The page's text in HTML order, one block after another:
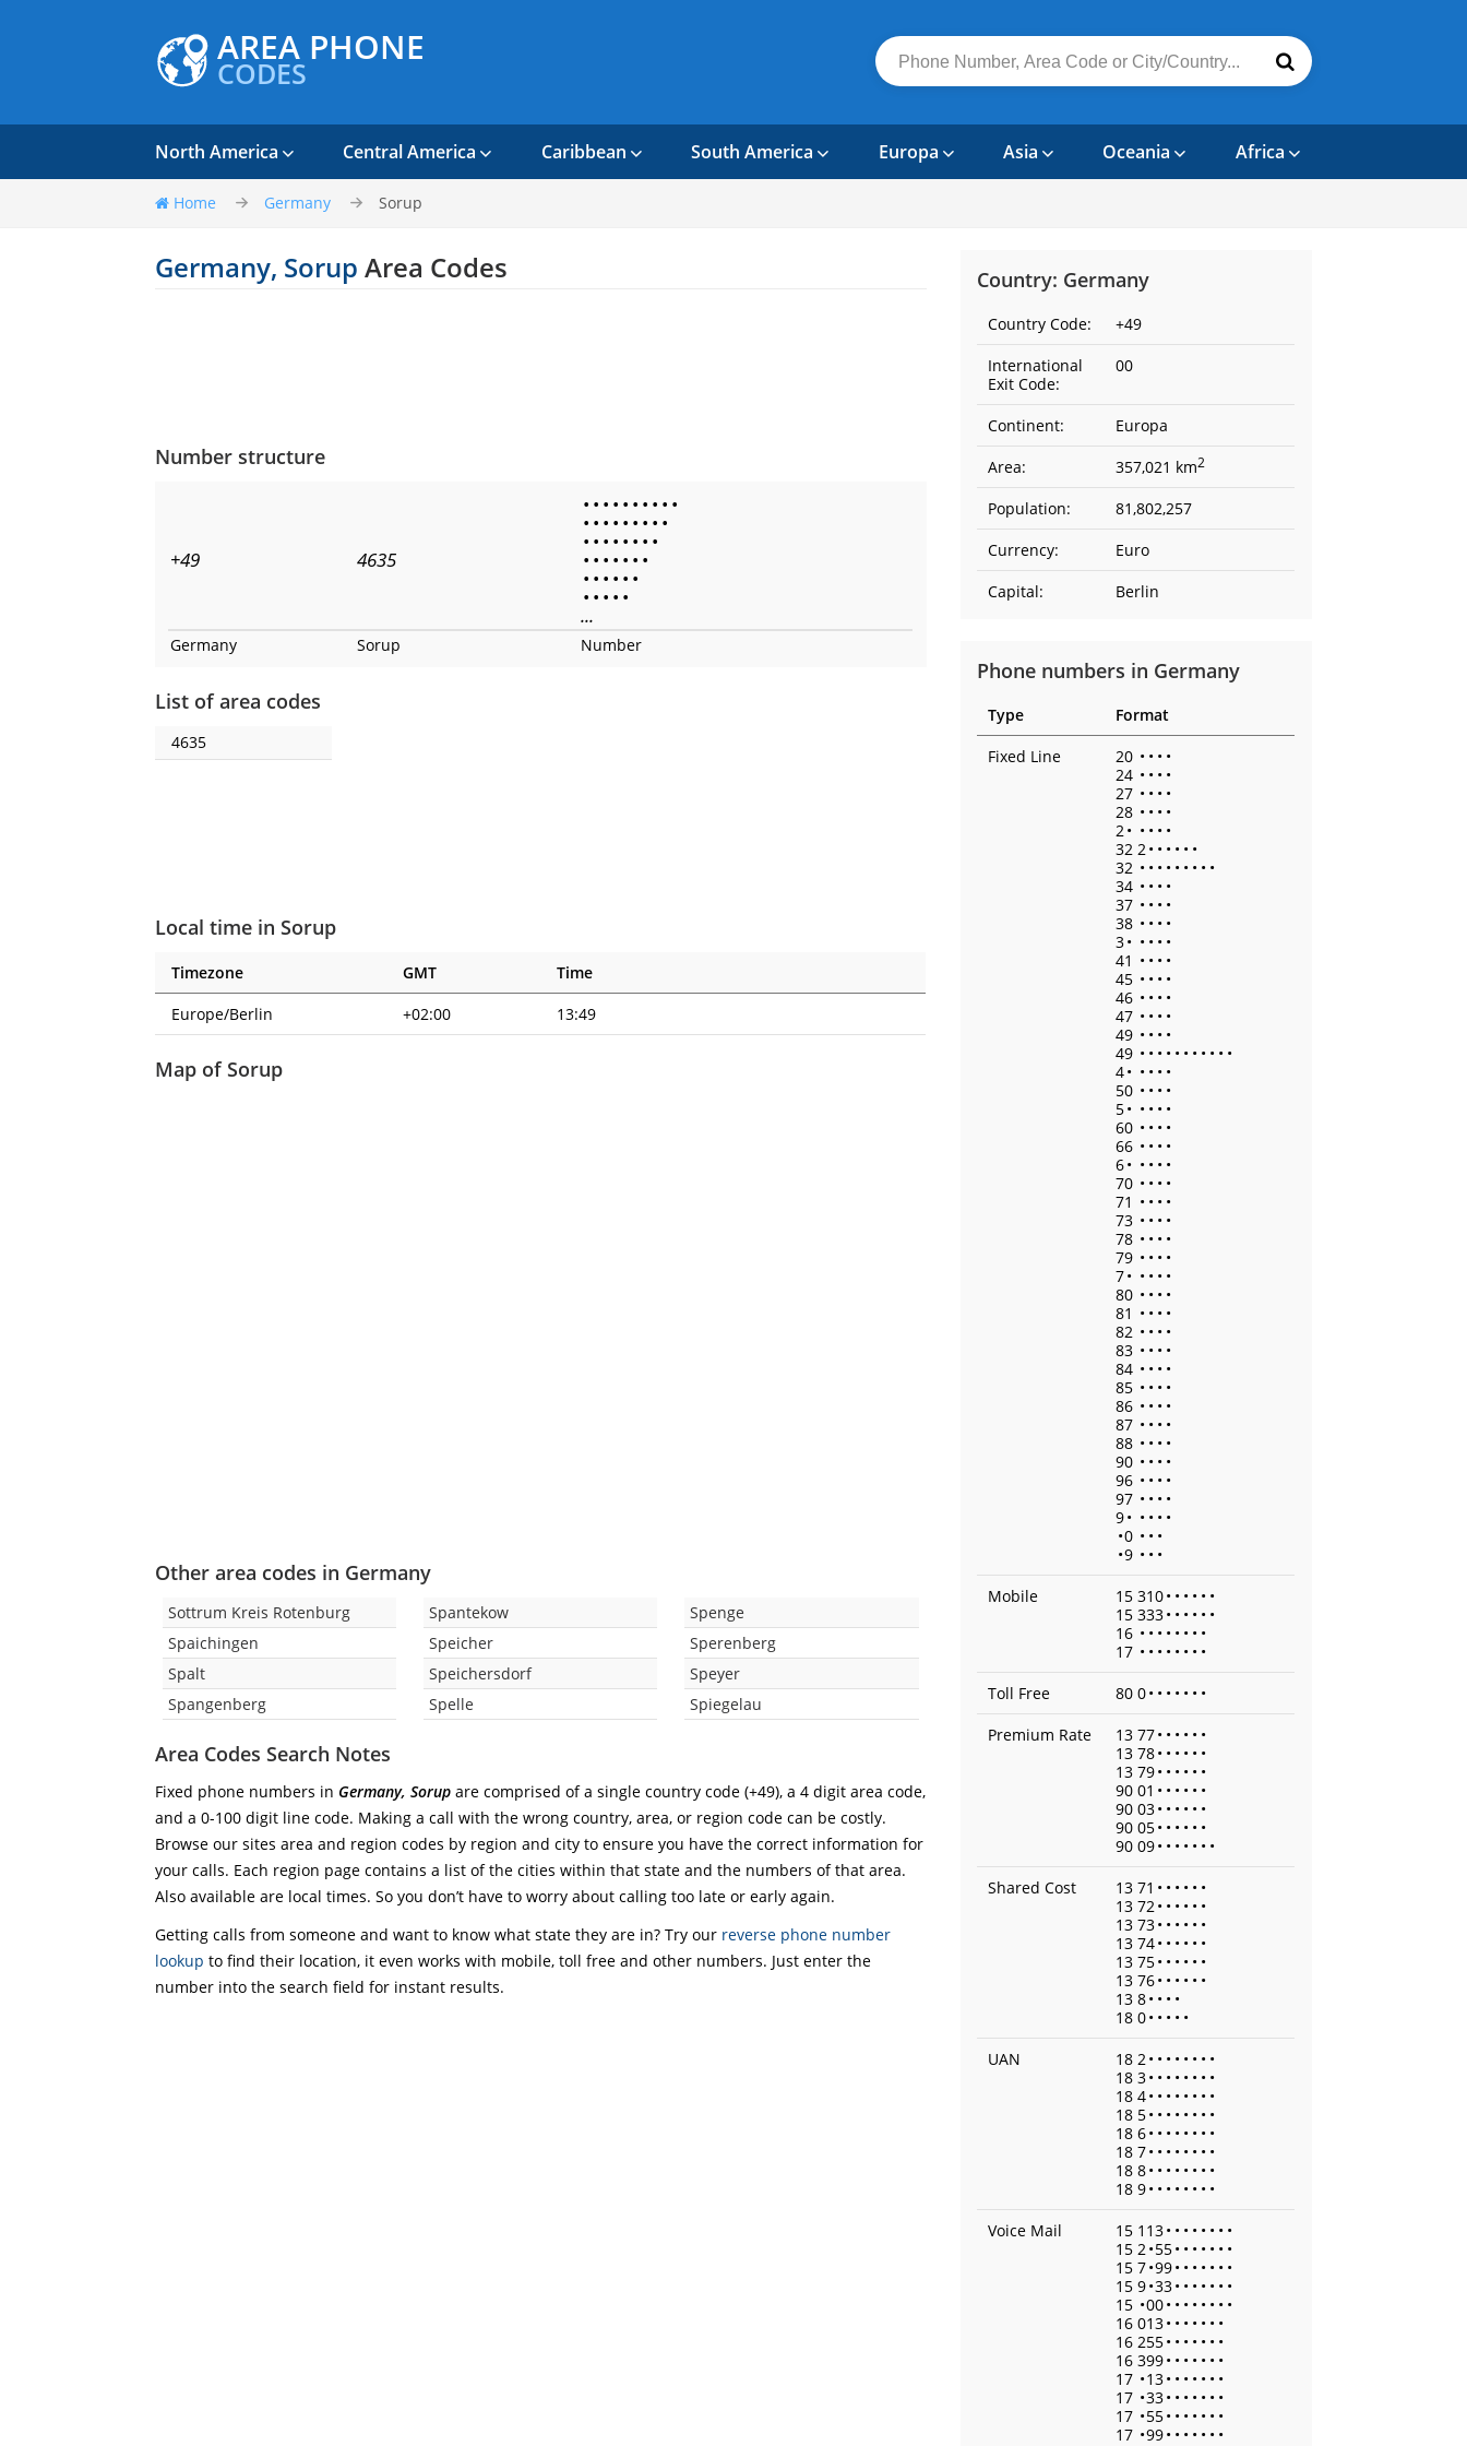
AREA PHONE
CODES
North America Central America Caribbean South America Europa Asia Oceania Africa
Home Germany Sorup
Germany, Sorup Area Codes
Number structure
+49 4635
• • • • • • • • • •
• • • • • • • • •
• • • • • • • •
• • • • • • •
• • • • • •
• • • • •
...
Germany Sorup Number
List of area codes
4635
Local time in Sorup
Timezone GMT
Time
Europe/Berlin
+02:00 13:49
Map of Sorup
Other area codes in Germany
Sottrum Kreis Rotenburg
Spaichingen
Spalt
Spangenberg
Spantekow
Speicher
Speichersdorf
Spelle
Spenge
Sperenberg
Speyer
Spiegelau
Area Codes Search Notes
Fixed phone numbers in Germany, Sorup are comprised of a single country code (+49), a 4 digit area code,
and a 0-100 digit line code. Making a call with the wrong country, area, or region code can be costly.
Browse our sites area and region codes by region and city to ensure you have the correct information for
your calls. Each region page contains a list of the cities within that state and the numbers of that area.
Also available are local times. So you don’t have to worry about calling too late or early again.
Getting calls from someone and want to know what state they are in? Try our reverse phone number
lookup to find their location, it even works with mobile, toll free and other numbers. Just enter the
number into the search field for instant results.
Country: Germany
Country Code:
+49
International
Exit Code:
00
Continent:
Europa
Area:
357,021 km2
Population:
81,802,257
Currency:
Euro
Capital:
Berlin
Phone numbers in Germany
Type
Format
Fixed Line
20 • • • •
24 • • • •
27 • • • •
28 • • • •
2• • • • •
32 2• • • • • •
32 • • • • • • • • •
34 • • • •
37 • • • •
38 • • • •
3• • • • •
41 • • • •
45 • • • •
46 • • • •
47 • • • •
49 • • • •
49 • • • • • • • • • • •
4• • • • •
50 • • • •
5• • • • •
60 • • • •
66 • • • •
6• • • • •
70 • • • •
71 • • • •
73 • • • •
78 • • • •
79 • • • •
7• • • • •
80 • • • •
81 • • • •
82 • • • •
83 • • • •
84 • • • •
85 • • • •
86 • • • •
87 • • • •
88 • • • •
90 • • • •
96 • • • •
97 • • • •
9• • • • •
•0 • • •
•9 • • •
Mobile
15 310• • • • • •
15 333• • • • • •
16 • • • • • • • •
17 • • • • • • • •
Toll Free
80 0• • • • • • •
Premium Rate
13 77• • • • • •
13 78• • • • • •
13 79• • • • • •
90 01 • • • • • •
90 03• • • • • •
90 05• • • • • •
90 09• • • • • • •
Shared Cost
13 71 • • • • • •
13 72• • • • • •
13 73• • • • • •
13 74• • • • • •
13 75• • • • • •
13 76• • • • • •
13 8• • • •
18 0• • • • •
UAN
18 2• • • • • • • •
18 3• • • • • • • •
18 4• • • • • • • •
18 5• • • • • • • •
18 6• • • • • • • •
18 7• • • • • • • •
18 8• • • • • • • •
18 9• • • • • • • •
Voice Mail
15 113• • • • • • • •
15 2•55• • • • • • •
15 7•99• • • • • • •
15 9•33• • • • • • •
15 •00• • • • • • • •
16 013• • • • • • •
16 255• • • • • • •
16 399• • • • • • •
17 •13• • • • • • •
17 •33• • • • • • •
17 •55• • • • • • •
17 •99• • • • • • •